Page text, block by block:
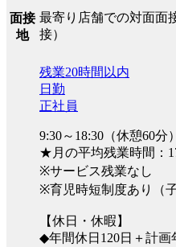
面接
地
最寄り店舗での対面面
接）
残業20時間以内
日勤
正社員
9:30～18:30（休憩60分）
★月の平均残業時間：
※サービス残業なし
※育児時短制度あり（
【休日・休暇】
◆年間休日120日＋計画